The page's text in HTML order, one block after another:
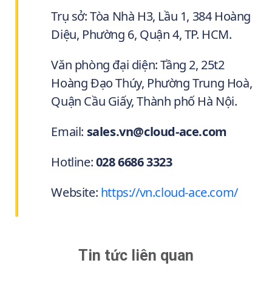
Trụ sở: Tòa Nhà H3, Lầu 1, 384 Hoàng
Diệu, Phường 6, Quận 4, TP. HCM.
Văn phòng đại diện: Tầng 2, 25t2
Hoàng Đạo Thúy, Phường Trung Hoà,
Quận Cầu Giấy, Thành phố Hà Nội.
Email: sales.vn@cloud-ace.com
Hotline:028 6686 3323
Website: https://vn.cloud-ace.com/
Tin tức liên quan